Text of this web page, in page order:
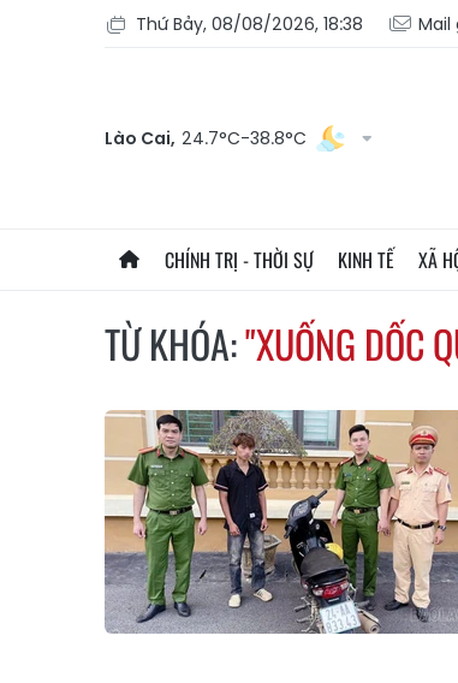
Thứ Bảy, 08/08/2026, 18:38 Mail
Lào Cai, 24.7°C-38.8°C
CHÍNH TRỊ - THỜI SỰ KINH TẾ XÃ
TỪ KHÓA:"XUỐNG DỐC